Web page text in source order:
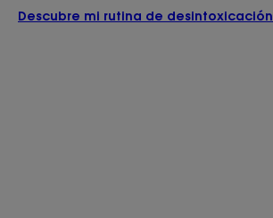
Descubre mi rutina de desintoxicación